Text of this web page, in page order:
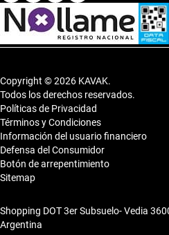
Copyright © 2026 KAVAK.
Todos los derechos reservados.
Políticas de Privacidad
Términos y Condiciones
Información del usuario financiero
Defensa del Consumidor
Botón de arrepentimiento
Sitemap
Shopping DOT 3er Subsuelo- Vedia
Argentina